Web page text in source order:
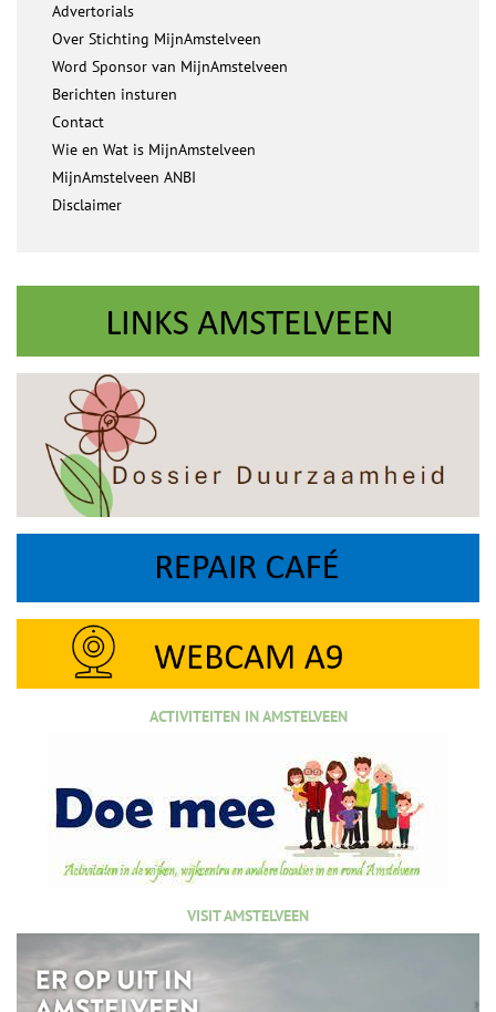
Advertorials
Over Stichting MijnAmstelveen
Word Sponsor van MijnAmstelveen
Berichten insturen
Contact
Wie en Wat is MijnAmstelveen
MijnAmstelveen ANBI
Disclaimer
ACTIVITEITEN IN AMSTELVEEN
VISIT AMSTELVEEN